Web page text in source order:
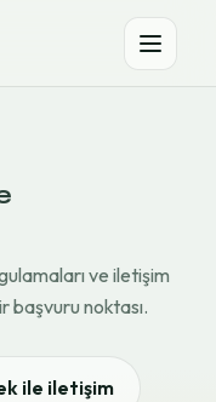
ve iletişim
başvuru noktası.
ile iletişim